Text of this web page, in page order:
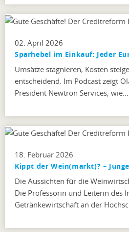
02. April 2026
Sparhebel im Einkauf: Jeder
Umsätze stagnieren, Kosten
entscheidend. Im Podcast zeigt
President Newtron Services, wie…
18. Februar 2026
Kippt der Wein(markt)? –
Die Aussichten für die
Die Professorin und Leiterin des
Getränkewirtschaft an der